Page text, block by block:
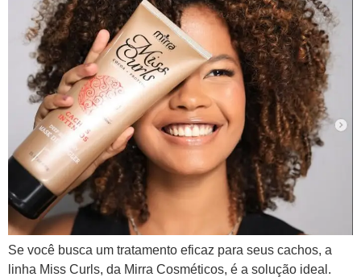
Se você busca um tratamento eficaz para seus cachos, a
linha Miss Curls, da Mirra Cosméticos, é a solução ideal.